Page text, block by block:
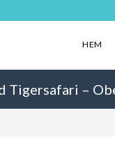
HEM
Tigersafari –